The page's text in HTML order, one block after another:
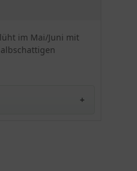
im Mai/Juni mit